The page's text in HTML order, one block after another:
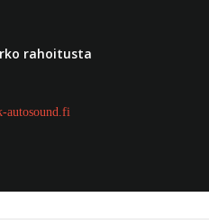
rahoitusta
autosound.fi